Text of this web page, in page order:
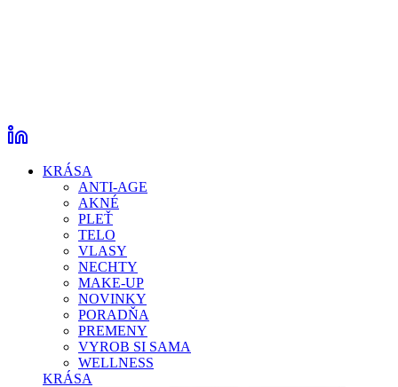
KRÁSA
ANTI-AGE
AKNÉ
PLEŤ
TELO
VLASY
NECHTY
MAKE-UP
NOVINKY
PORADŇA
PREMENY
VYROB SI SAMA
WELLNESS
KRÁSA